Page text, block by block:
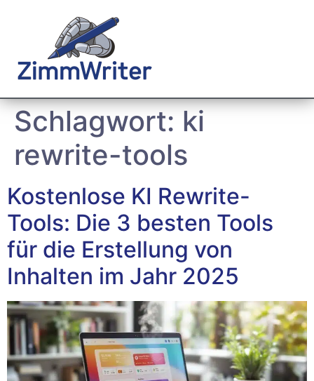
Schlagwort: ki
rewrite-tools
Kostenlose KI Rewrite-
Tools: Die 3 besten Tools
für die Erstellung von
Inhalten im Jahr 2025